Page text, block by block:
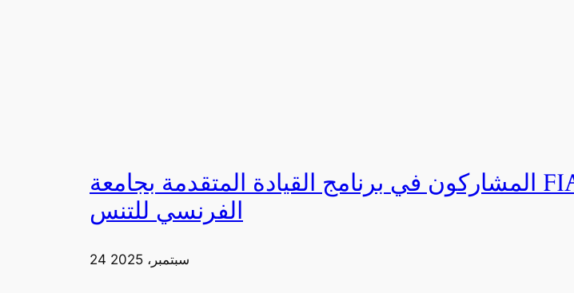
المشاركون في برنامج القيادة المتقدمة بجامعة FIA يزورون ملعب رولان غاروس مع الاتحاد
الفرنسي للتنس
24 سبتمبر، 2025